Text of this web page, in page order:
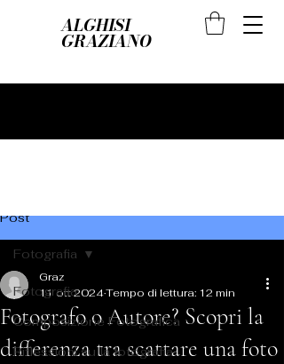
ALGHISI
GRAZIANO
Post
Fotografia
Composizione Fotografica
Riflessioni sulla fotografia
Fotografia
Fotografo o Autore? Scopri la
differenza tra scattare una foto
Graz
11 ott 2024Tempo di lettura: 12 min